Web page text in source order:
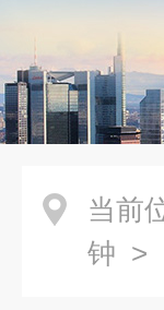
当前
钟 >